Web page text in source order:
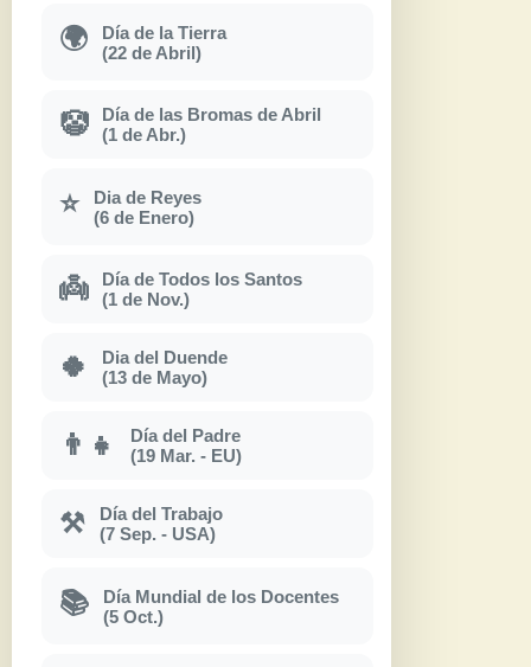
🌍
Día de la Tierra
(22 de Abril)
🤡
Día de las Bromas de Abril
(1 de Abr.)
⭐
Dia de Reyes
(6 de Enero)
👼
Día de Todos los Santos
(1 de Nov.)
🍀
Dia del Duende
(13 de Mayo)
👨‍👧
Día del Padre
(19 Mar. - EU)
⚒
Día del Trabajo
(7 Sep. - USA)
📚
Día Mundial de los Docentes
(5 Oct.)